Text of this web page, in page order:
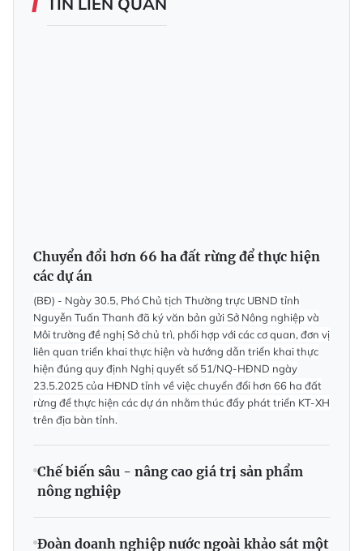
Chuyển đổi hơn 66 ha đất rừng để thực hiện
các dự án
(BĐ) - Ngày 30.5, Phó Chủ tịch Thường trực UBND tỉnh
Nguyễn Tuấn Thanh đã ký văn bản gửi Sở Nông nghiệp và
Môi trường đề nghị Sở chủ trì, phối hợp với các cơ quan, đơn vị
liên quan triển khai thực hiện và hướng dẫn triển khai thực
hiện đúng quy định Nghị quyết số 51/NQ-HĐND ngày
23.5.2025 của HĐND tỉnh về việc chuyển đổi hơn 66 ha đất
rừng để thực hiện các dự án nhằm thúc đẩy phát triển KT-XH
trên địa bàn tỉnh.
Chế biến sâu - nâng cao giá trị sản phẩm
nông nghiệp
Đoàn doanh nghiệp nước ngoài khảo sát một